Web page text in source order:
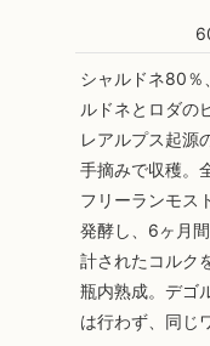
シャルドネ80％
ルドネとロダの
レアルプス起源
手摘みで収穫。
フリーランモス
発酵し、6ヶ月
計されたコルク
瓶内熟成。デゴ
は行わず、同じ